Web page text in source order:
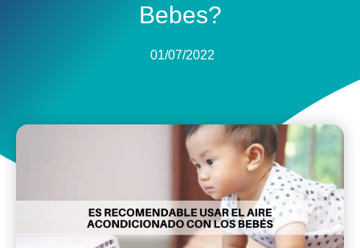
Bebes?
01/07/2022